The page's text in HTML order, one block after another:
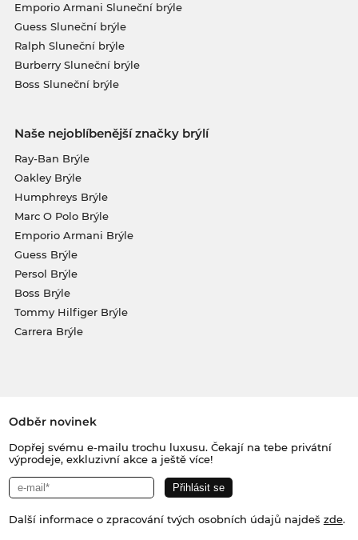
Emporio Armani Sluneční brýle
Guess Sluneční brýle
Ralph Sluneční brýle
Burberry Sluneční brýle
Boss Sluneční brýle
Naše nejoblíbenější značky brýlí
Ray-Ban Brýle
Oakley Brýle
Humphreys Brýle
Marc O Polo Brýle
Emporio Armani Brýle
Guess Brýle
Persol Brýle
Boss Brýle
Tommy Hilfiger Brýle
Carrera Brýle
Odběr novinek
Dopřej svému e-mailu trochu luxusu. Čekají na tebe privátní
výprodeje, exkluzivní akce a ještě více!
Další informace o zpracování tvých osobních údajů najdeš zde.